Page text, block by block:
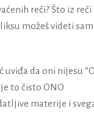
reči? Što iz reči
možeš videti
da oni nijesu
to čisto ONO
materije i